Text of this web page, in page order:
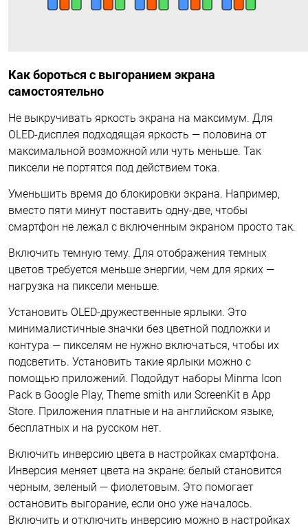
Как бороться с выгоранием экрана
самостоятельно
Не выкручивать яркость экрана на максимум. Для
OLED-дисплея подходящая яркость — половина от
максимальной возможной или чуть меньше. Так
пиксели не портятся под действием тока.
Уменьшить время до блокировки экрана. Например,
вместо пяти минут поставить одну-две, чтобы
смартфон не лежал с включенным экраном просто так.
Включить темную тему. Для отображения темных
цветов требуется меньше энергии, чем для ярких —
нагрузка на пиксели меньше.
Установить OLED-дружественные ярлыки. Это
минималистичные значки без цветной подложки и
контура — пикселям не нужно включаться, чтобы их
подсветить. Установить такие ярлыки можно с
помощью приложений. Подойдут наборы Minma Icon
Pack в Google Play, Theme smith или ScreenKit в App
Store. Приложения платные и на английском языке,
бесплатных и на русском нет.
Включить инверсию цвета в настройках смартфона.
Инверсия меняет цвета на экране: белый становится
черным, зеленый — фиолетовым. Это помогает
остановить выгорание, если оно уже началось.
Включить и отключить инверсию можно в настройках